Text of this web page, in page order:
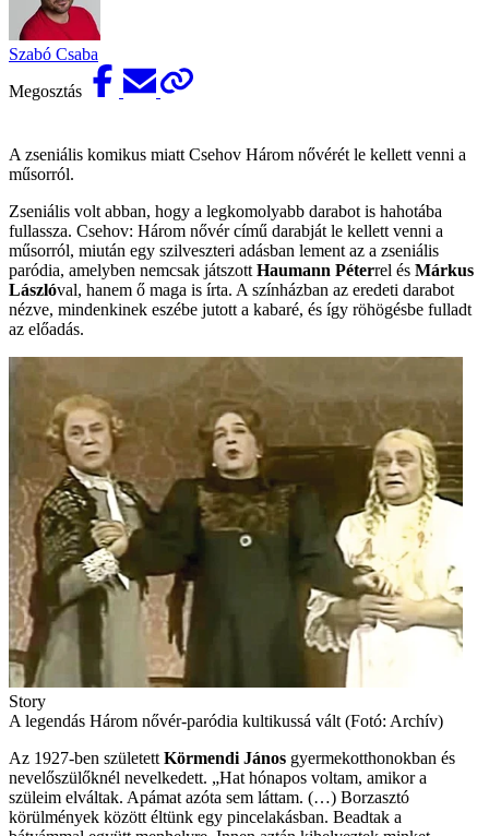
Szabó Csaba
Megosztás
A zseniális komikus miatt Csehov Három nővérét le kellett venni a
műsorról.
Zseniális volt abban, hogy a legkomolyabb darabot is hahotába
fullassza. Csehov: Három nővér című darabját le kellett venni a
műsorról, miután egy szilveszteri adásban lement az a zseniális
paródia, amelyben nemcsak játszott ­ Haumann Péterrel és Márkus
Lászlóval, hanem ő maga is írta. A színházban az eredeti darabot
nézve, mindenkinek eszébe jutott a kabaré, és így röhögésbe fulladt
az előadás.
Story
A legendás Három nővér-paródia kultikussá vált (Fotó: Archív)
Az 1927-ben született Körmendi János gyermekotthonokban és
nevelőszülőknél nevelkedett. „Hat hónapos voltam, amikor a
szüleim elváltak. Apámat azóta sem láttam. (…) Borzasztó
körülmények között éltünk egy pincelakásban. Beadtak a